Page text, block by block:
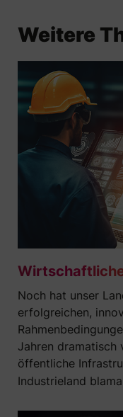
Weitere
Noch hat unser
erfolgreichen,
Jahren dramatisch
öffentliche
Industrieland